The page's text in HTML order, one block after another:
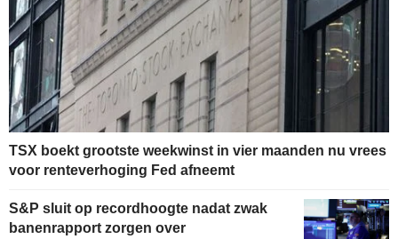
TSX boekt grootste weekwinst in vier maanden nu vrees
voor renteverhoging Fed afneemt
S&P sluit op recordhoogte nadat zwak
banenrapport zorgen over